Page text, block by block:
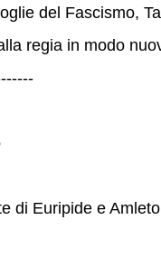
del Fascismo,
regia in modo
di Euripide e